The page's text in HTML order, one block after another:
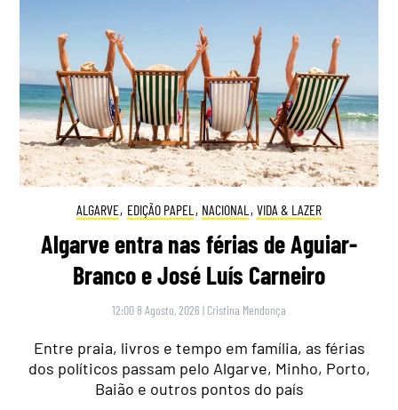
ALGARVE, EDIÇÃO PAPEL , NACIONAL , VIDA & LAZER
Algarve entra nas férias de Aguiar-
Branco e José Luís Carneiro
12:00 8 Agosto, 2026 | Cristina Mendonça
Entre praia, livros e tempo em família, as férias
dos políticos passam pelo Algarve, Minho, Porto,
Baião e outros pontos do país